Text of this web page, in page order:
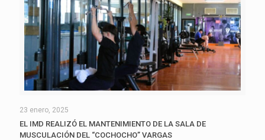
23 enero, 2025
EL IMD REALIZÓ EL MANTENIMIENTO DE LA SALA DE
MUSCULACIÓN DEL “COCHOCHO” VARGAS